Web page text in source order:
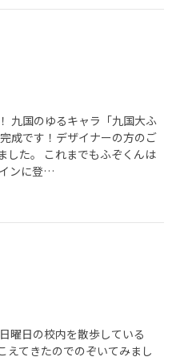
九国のゆるキャラ「九国大ふ
成です！デザイナーの方のご
した。 これまでもふぞくんは
ンに登…
曜日の校内を散歩している
えてきたのでのぞいてみまし